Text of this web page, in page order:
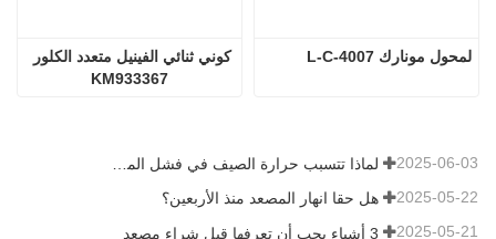
KM933367
لمحول مونارك L-C-4007
2025-06-03
هل حقا انهار المصعد منذ الأربعين؟ 2025-05-22
3 أشياء يجب أن تعرفها قبل شراء مصعد 2025-05-21